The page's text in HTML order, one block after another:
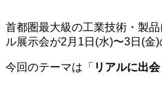
首都圏最大級の工業技術・製
ル展示会が2月1日(水)〜3日(金
今回のテーマは「 リアルに出